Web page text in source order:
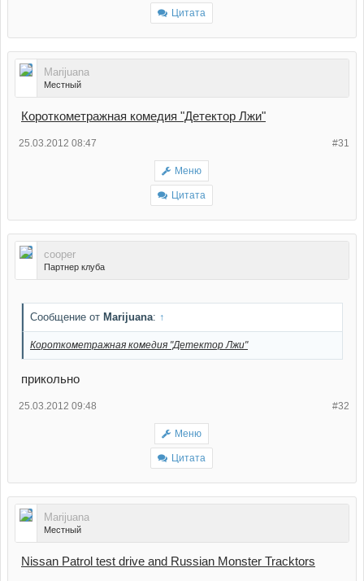
Цитата
Marijuana
Местный
Короткометражная комедия "Детектор Лжи"
#31
25.03.2012 08:47
Меню
Цитата
cooper
Партнер клуба
Сообщение от Marijuana: ↑
Короткометражная комедия "Детектор Лжи"
прикольно
#32
25.03.2012 09:48
Меню
Цитата
Marijuana
Местный
Nissan Patrol test drive and Russian Monster Tracktors